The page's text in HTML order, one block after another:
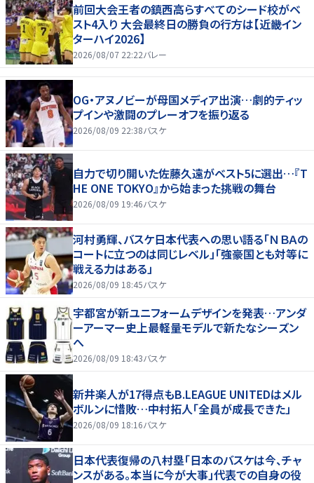
前回大会王者の鎮西高らすべてのシード校がベ
スト4入り 大会最終日の勝負の行方は【近畿イン
ターハイ2026】
2026/08/07 22:22バレー
OG・アヌノビーが母国メディア出演…劇的ティッ
プインや激闘のプレーオフを振り返る
2026/08/09 22:38バスケ
自力で切り開いた佐藤久遠がベスト5に選出…『T
HE ONE TOKYO』から始まった挑戦の舞台
2026/08/09 19:46バスケ
河村勇輝、バスケ日本代表への思い語る「ＮＢＡの
コートに立つのは同じレベル」「強豪国とも対等に
戦える力はある」
2026/08/09 18:45バスケ
宇都宮が新ユニフォームデザインを発表…アンダ
ーアーマー史上最軽量モデルで新たなシーズン
へ
2026/08/09 18:43バスケ
新井楽人が17得点もB.LEAGUE UNITEDはメル
ボルンに惜敗…中村拓人「全員が成長できた」
2026/08/09 18:16バスケ
日本代表復帰の八村塁「日本のバスケは今、チャ
ンスがある。本当に今が大事」代表での自身の役